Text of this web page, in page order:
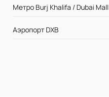
Метро Burj Khalifa / Dubai Mall
Аэропорт DXB